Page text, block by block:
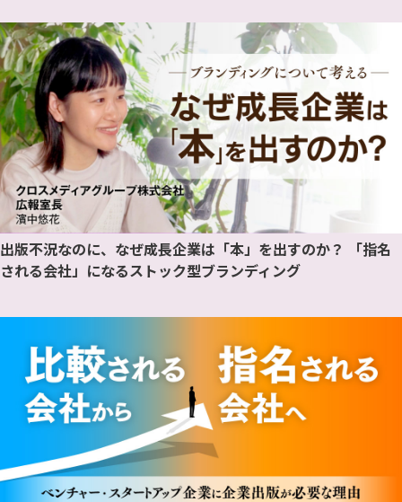
出版不況なのに、なぜ成長企業は「本」を出すのか？ 「指名
される会社」になるストック型ブランディング